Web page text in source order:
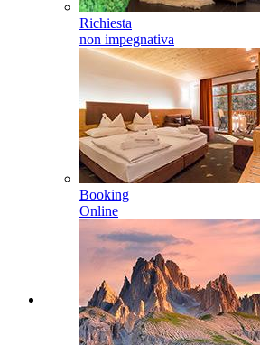
Richiesta
non impegnativa
Booking
Online